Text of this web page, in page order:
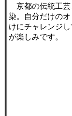
京都の伝統工芸
染。自分だけの
けにチャレンジ
が楽しみです。